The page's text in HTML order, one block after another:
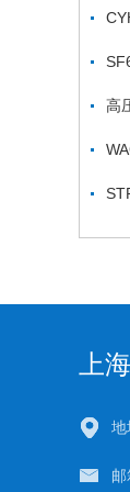
高
上
地